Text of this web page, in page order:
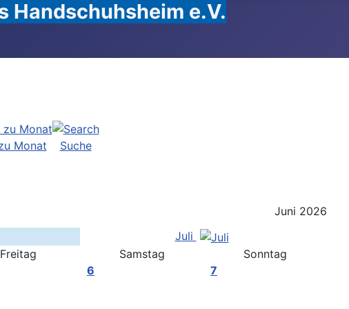
Handschuhsheim e.V.
Monat Suche
Juni 2026
Juli
Freitag Samstag
Sonntag
6 7